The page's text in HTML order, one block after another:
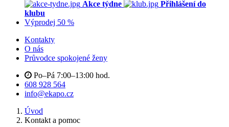
Akce týdne
Přihlášení do
klubu
Výprodej 50 %
Kontakty
O nás
Průvodce spokojené ženy
Po–Pá 7:00–13:00 hod.
608 928 564
info@ekapo.cz
Úvod
Kontakt a pomoc